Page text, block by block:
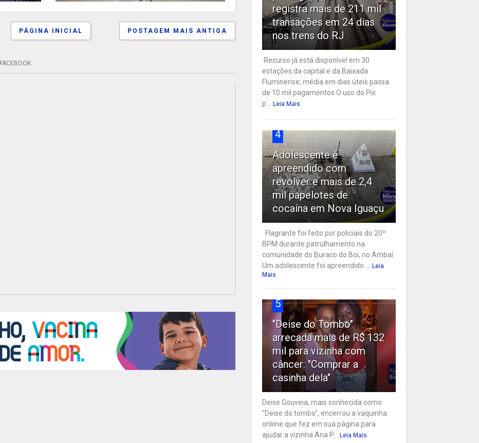
POSTAGEM MAIS ANTIGA
PÁGINA INICIAL
FACEBOOK
registra mais de 211 mil
transações em 24 dias
nos trens do RJ
Recurso já está disponível em 30
estações da capital e da Baixada
Fluminense; média em dias úteis passa
de 10 mil pagamentos O uso do Pix
p...
Leia Mais
4
Adolescente é
apreendido com
revólver e mais de 2,4
mil papelotes de
cocaína em Nova Iguaçu
Flagrante foi feito por policiais do 20º
BPM durante patrulhamento na
comunidade do Buraco do Boi, no Ambaí
Um adolescente foi apreendido ...
Leia
Mais
5
"Deise do Tombo"
arrecada mais de R$ 132
mil para vizinha com
câncer: "Comprar a
casinha dela"
Deise Gouveia, mais conhecida como
"Deise do tombo", encerrou a vaquinha
onliine que fez em sua página para
ajudar a vizinha Ana P...
Leia Mais